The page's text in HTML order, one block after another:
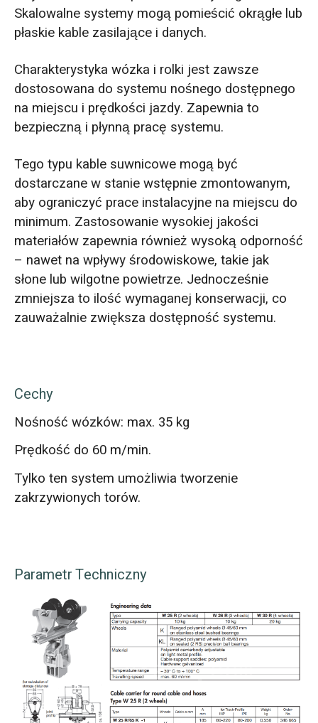
Skalowalne systemy mogą pomieścić okrągłe lub
płaskie kable zasilające i danych.
Charakterystyka wózka i rolki jest zawsze
dostosowana do systemu nośnego dostępnego
na miejscu i prędkości jazdy. Zapewnia to
bezpieczną i płynną pracę systemu.
Tego typu kable suwnicowe mogą być
dostarczane w stanie wstępnie zmontowanym,
aby ograniczyć prace instalacyjne na miejscu do
minimum. Zastosowanie wysokiej jakości
materiałów zapewnia również wysoką odporność
– nawet na wpływy środowiskowe, takie jak
słone lub wilgotne powietrze. Jednocześnie
zmniejsza to ilość wymaganej konserwacji, co
zauważalnie zwiększa dostępność systemu.
Cechy
Nośność wózków: max. 35 kg
Prędkość do 60 m/min.
Tylko ten system umożliwia tworzenie
zakrzywionych torów.
Parametr Techniczny